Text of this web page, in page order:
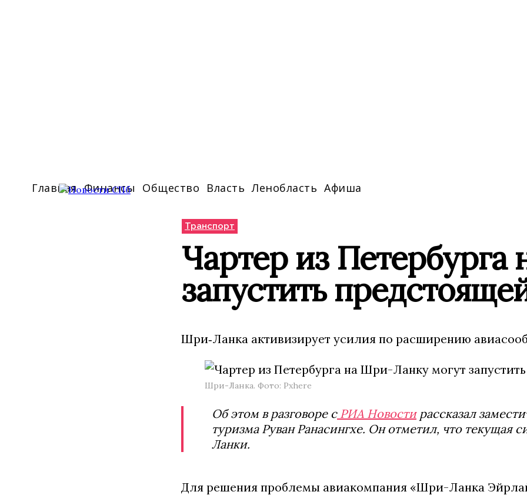
Главная Финансы Общество Власть Ленобласть Афиша
Транспорт
Чартер из
запустить
Шри‑Ланка активизирует усилия по расширению
Шри-Ланка. Фото: Pxhere
Об этом в разговоре сРИА Новостирассказал
туризма Руван Ранасингхе. Он отметил, что
Ланки.
Для решения проблемы авиакомпания «Шри-Ланка